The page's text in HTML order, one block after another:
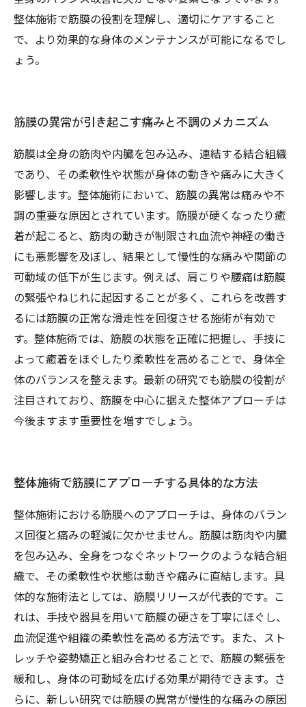
整体施術で筋膜の役割を理解し、適切にケアすること
で、より効果的な身体のメンテナンスが可能になるでし
ょう。
筋膜の異常が引き起こす痛みと不調のメカニズム
筋膜は全身の筋肉や内臓を包み込み、連結する結合組織
であり、その柔軟性や状態が身体の動きや痛みに大きく
影響します。整体施術において、筋膜の異常は痛みや不
調の重要な原因とされています。筋膜が硬くなったり癒
着が起こると、筋肉の動きが制限され血流や神経の働き
にも悪影響を及ぼし、結果として慢性的な痛みや関節の
可動域の低下が生じます。例えば、肩こりや腰痛は筋膜
の緊張やねじれに起因することが多く、これらを改善す
るには筋膜の正常な滑走性を回復させる施術が有効で
す。整体施術では、筋膜の状態を正確に把握し、手技に
よって癒着をほぐしたり柔軟性を高めることで、身体全
体のバランスを整えます。最新の研究でも筋膜の役割が
注目されており、筋膜を中心に据えた整体アプローチは
今後ますます重要性を増すでしょう。
整体施術で筋膜にアプローチする具体的な方法
整体施術における筋膜へのアプローチは、身体のバラン
ス回復と痛みの軽減に欠かせません。筋膜は筋肉や内臓
を包み込み、全身をつなぐネットワークのような結合組
織で、その柔軟性や状態は動きや痛みに直結します。具
体的な施術法としては、筋膜リリースが代表的です。こ
れは、手技や器具を用いて筋膜の硬さを丁寧にほぐし、
血流促進や組織の柔軟性を高める方法です。また、スト
レッチや姿勢矯正と組み合わせることで、筋膜の緊張を
緩和し、身体の可動域を広げる効果が期待できます。さ
らに、新しい研究では筋膜の異常が慢性的な痛みの原因